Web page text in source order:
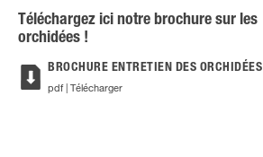
Téléchargez ici notre brochure sur les
orchidées !
BROCHURE ENTRETIEN DES ORCHIDÉES
pdf | Télécharger